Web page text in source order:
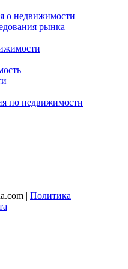
о недвижимости
рынка
по недвижимости
Политика